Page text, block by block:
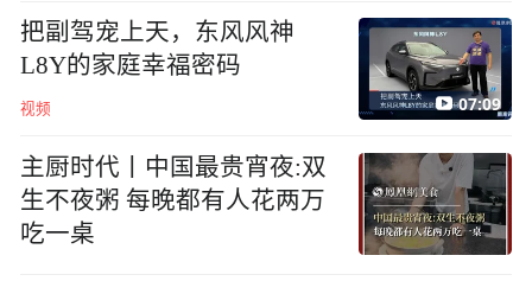
把副驾宠上天，东风风神
L8Y的家庭幸福密码
视频 07:09
主厨时代丨中国最贵宵夜:双
生不夜粥 每晚都有人花两万
吃一桌